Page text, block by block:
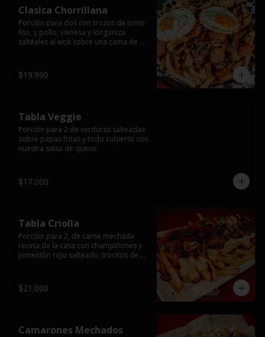
Clasica Chorrillana
Porción para dos con trozos de lomo
liso, y pollo, vienesa y longaniza
saltéales al wok sobre una cama de
$19.990
Tabla Veggie
Porción para 2 de verduras salteadas
sobre papas fritas y todo cubierto con
nuestra salsa de queso.
$17.000
Tabla Criolla
Porción para 2, de carne mechada
receta de la casa con champiñones y
pimentón rojo salteado, trocitos de
papas fritas.
$21.000
Camarones Mechados